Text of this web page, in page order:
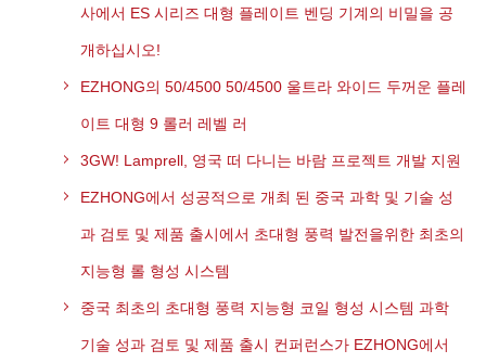
사에서 ES 시리즈 대형 플레이트 벤딩 기계의 비밀을 공
개하십시오!
EZHONG의 50/4500 50/4500 울트라 와이드 두꺼운 플레
이트 대형 9 롤러 레벨 러
3GW! Lamprell, 영국 떠 다니는 바람 프로젝트 개발 지원
EZHONG에서 성공적으로 개최 된 중국 과학 및 기술 성
과 검토 및 제품 출시에서 초대형 풍력 발전을위한 최초의
지능형 롤 형성 시스템
중국 최초의 초대형 풍력 지능형 코일 형성 시스템 과학
기술 성과 검토 및 제품 출시 컨퍼런스가 EZHONG에서